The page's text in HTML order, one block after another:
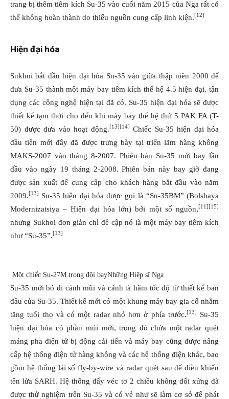
trang bị thêm tiêm kích Su-35 vào cuối năm 2015 của Nga rất có
thể không hoàn thành do thiếu nguồn cung cấp linh kiện.[12]
Hiện đại hóa
Sukhoi bắt đầu hiện đại hóa Su-35 vào giữa thập niên 2000 để
đưa Su-35 thành một máy bay tiêm kích thế hệ 4.5 hiện đại, tận
dụng các công nghệ hiện tại đã có. Su-35 hiện đại hóa sẽ được
thiết kế tạm thời cho đến khi máy bay thế hệ thứ 5 PAK FA (T-
50) được đưa vào hoạt động.[13] [14]
Chiếc Su-35 hiện đại hóa
đầu tiên mới đây đã được trưng bày tại triển lãm hàng không
MAKS-2007 vào tháng 8-2007. Phiên bản Su-35 mới bay lần
đầu vào ngày 19 tháng 2-2008. Phiên bản này bay giờ đang
được sản xuất để cung cấp cho khách hàng bắt đầu vào năm
2009.[13]
Su-35 hiện đại hóa được gọi là “Su-35BM” (Bolshaya
Modernizatsiya – Hiện đại hóa lớn) bởi một số nguồn,[11] [15]
nhưng Sukhoi đơn giản chỉ đề cập nó là một máy bay tiêm kích
như “Su-35”.[13]
Một chiếc Su-27M trong đội bayNhững Hiệp sĩ Nga
Su-35 mới bỏ đi cánh mũi và cánh tà hãm tốc độ từ thiết kế ban
đầu của Su-35. Thiết kế mới có một khung máy bay gia cố nhằm
tăng tuổi thọ và có một radar nhỏ hơn ở phía trước.[13]
Su-35
hiện đại hóa có phần múi mới, trong đó chứa một radar quét
mảng pha điện tử bị động cải tiến và máy bay cũng được nâng
cấp hệ thống điện tử hàng không và các hệ thống điện khác, bao
gồm hệ thống lái số fly-by-wire và radar quét sau để điều khiển
tên lửa SARH. Hệ thống đẩy véc tơ 2 chiều không đối xứng đã
được thử nghiệm trên Su-35 và có vẻ như sẽ làm cơ sở để phát